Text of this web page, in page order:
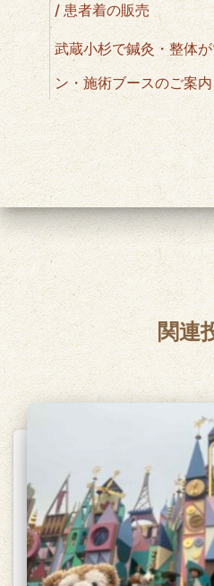
/ 患者着の販売
武蔵小杉で鍼灸・整体
ン・施術ブースのご案内
関連